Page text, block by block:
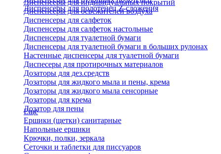
Диспенсеры для полотенец Z-сложения
Диспенсеры для индивидуальных покрытий
Диспенсеры для освежителей воздуха
Диспенсеры для салфеток
Диспенсеры для салфеток настольные
Диспенсеры для туалетной бумаги
Диспенсеры для туалетной бумаги в больших рулонах
Настенные диспенсеры для туалетной бумаги
Диспесеры для протирочных материалов
Дозаторы для дез.средств
Дозаторы для жидкого мыла и пены, крема
Дозаторы для жидкого мыла сенсорные
Дозаторы для крема
Дозатор для пены
Еще
Ершики (щетки) санитарные
Напольные ершики
Крючки, полки, зеркала
Сеточки и таблетки для писсуаров